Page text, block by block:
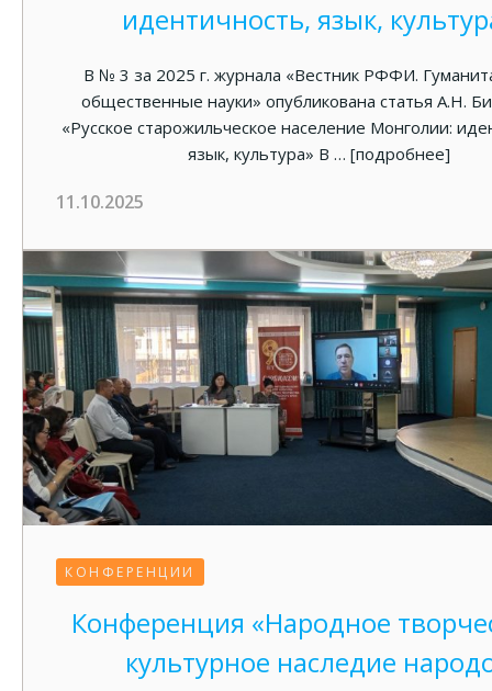
идентичность, язык,
В № 3 за 2025 г. журнала «Вестник РФФИ.
общественные науки» опубликована статья А.Н.
«Русское старожильческое население Монголии:
язык, культура» В … [подробнее]
11.10.2025
КОНФЕРЕНЦИИ
Конференция «Народное
культурное наследие